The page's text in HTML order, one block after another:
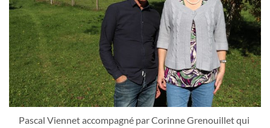
Pascal Viennet accompagné par Corinne Grenouillet qui